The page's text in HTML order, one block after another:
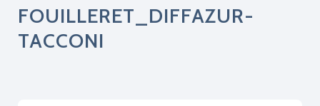
FOUILLERET_DIFFAZUR-
TACCONI